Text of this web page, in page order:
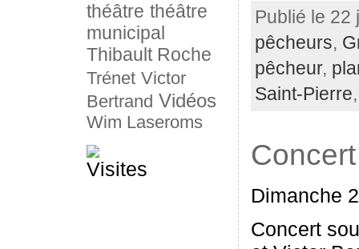
théâtre théâtre
municipal
Thibault Roche
Trénet Victor
Bertrand Vidéos
Wim Laseroms
Publié le
pêcheurs,
pêcheur,
Saint-Pierre
Dimanche
Concert